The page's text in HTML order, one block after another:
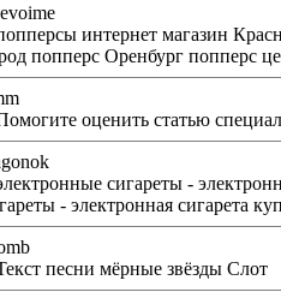
интернет магазин
попперс Оренбург попперс
- электронные сигареты в белгороде электронные сигареты
- электронная сигарета
песни мёрные звёзды Слот